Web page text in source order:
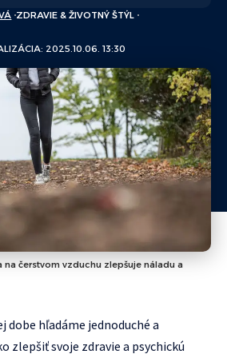
2025.10.06. 13:30
ZDRAVIE & ŽIVOTNÝ ŠTÝL
na čerstvom vzduchu zlepšuje náladu a
dobe hľadáme jednoduché a
zlepšiť svoje zdravie a psychickú